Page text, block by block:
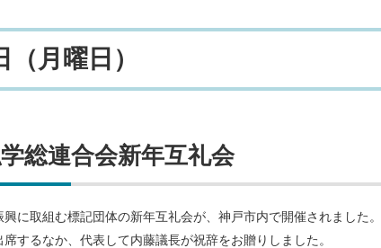
（月曜日）
総連合会新年互礼会
に取組む標記団体の新年互礼会が、神戸市内で開催されました
するなか、代表して内藤議長が祝辞をお贈りしました。